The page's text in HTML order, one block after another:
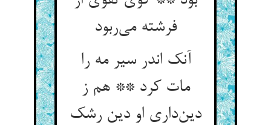
فرشته می‌ربود
آنک اندر سیر مه را
مات کرد ** هم ز
دین‌داری او دین رشک